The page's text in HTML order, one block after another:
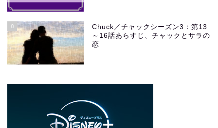
8
Chuck／チャックシーズン3：第13
～16話あらすじ、チャックとサラの
恋